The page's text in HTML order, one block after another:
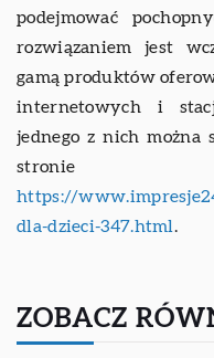
podejmować
rozwiązaniem jest
gamą produktów
internetowych i
jednego z nich można
stronie
https://
dla-dzieci-347.html.
ZOBACZ